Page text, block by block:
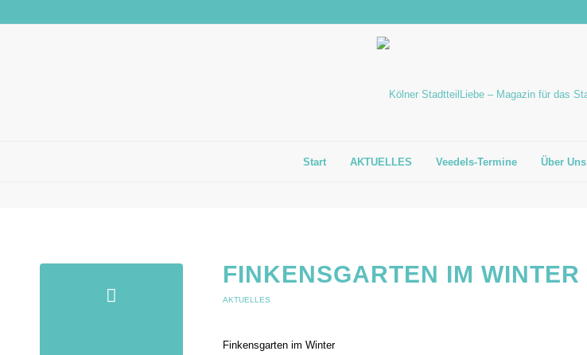
Start AKTUELLES Veedels-Termine Über Uns
FINKENSGARTEN IM WINTER
AKTUELLES
Finkensgarten im Winter